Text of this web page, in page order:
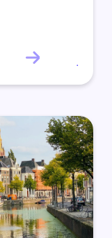
.